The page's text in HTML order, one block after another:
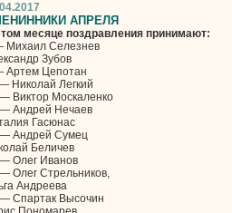
АПРЕЛЯ
месяце поздравления принимают:
Михаил Селезнев
Зубов
Артем Цепотан
Николай Легкий
Виктор Москаленко
Андрей Нечаев
Гасюнас
Андрей Сумец
Беличев
Олег Иванов
Олег Стрельников,
Андреева
Спартак Высочин